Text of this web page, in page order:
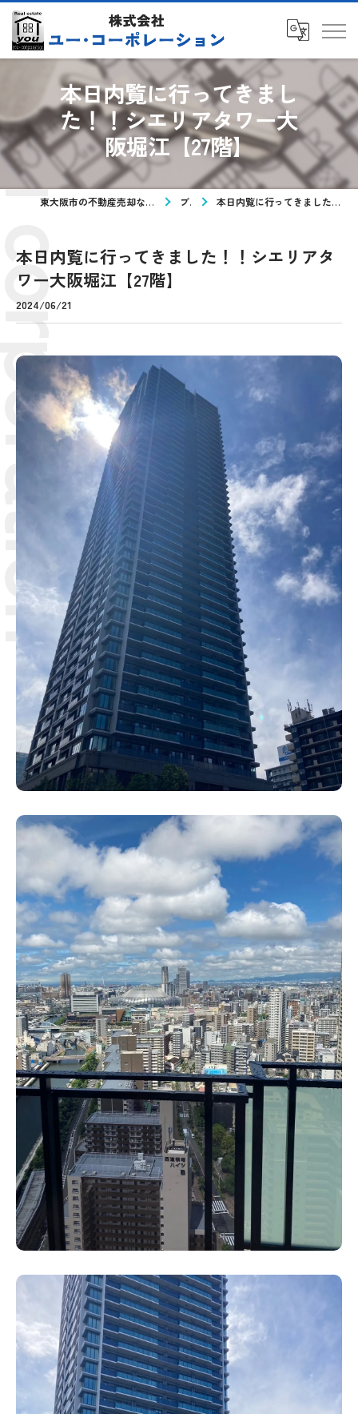
本日内覧に行ってきまし
た！！シエリアタワー大
阪堀江【27階】
東大阪市の不動産売却なら株式会社ユー・コーポレーション ブログ 本日内覧に行ってきました！！シエリアタワー大阪堀江【27階】
本日内覧に行ってきました！！シエリアタ
ワー大阪堀江【27階】
2024/06/21